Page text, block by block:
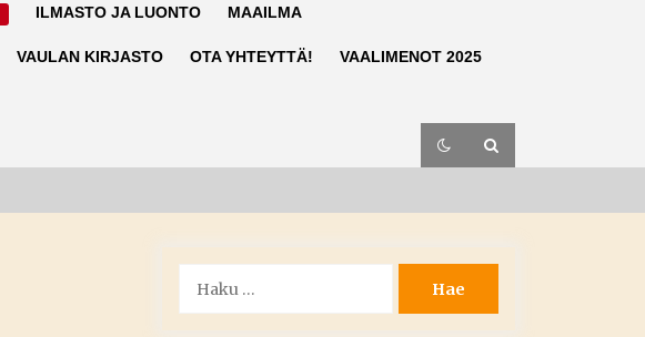
ILMASTO JA LUONTO MAAILMA
VAULAN KIRJASTO OTA YHTEYTTÄ! VAALIMENOT 2025